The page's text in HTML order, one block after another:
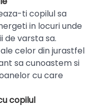
ti copilul sa
in locuri unde
de varsta sa.
celor din jurastfel
sa cunoastem si
cu care
copilul